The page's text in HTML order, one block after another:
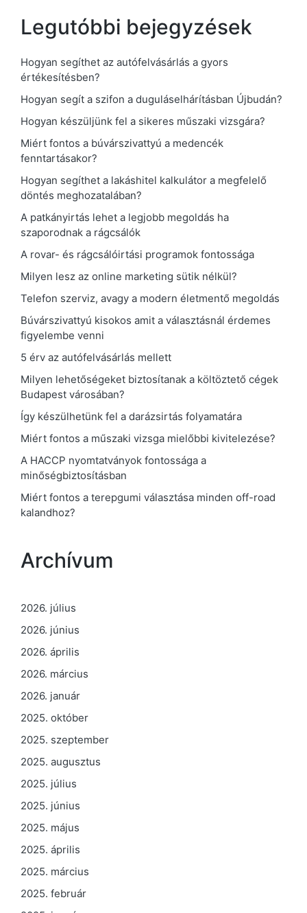
Legutóbbi bejegyzések
Hogyan segíthet az autófelvásárlás a gyors
értékesítésben?
Hogyan segít a szifon a duguláselhárításban Újbudán?
Hogyan készüljünk fel a sikeres műszaki vizsgára?
Miért fontos a búvárszivattyú a medencék
fenntartásakor?
Hogyan segíthet a lakáshitel kalkulátor a megfelelő
döntés meghozatalában?
A patkányirtás lehet a legjobb megoldás ha
szaporodnak a rágcsálók
A rovar- és rágcsálóirtási programok fontossága
Milyen lesz az online marketing sütik nélkül?
Telefon szerviz, avagy a modern életmentő megoldás
Búvárszivattyú kisokos amit a választásnál érdemes
figyelembe venni
5 érv az autófelvásárlás mellett
Milyen lehetőségeket biztosítanak a költöztető cégek
Budapest városában?
Így készülhetünk fel a darázsirtás folyamatára
Miért fontos a műszaki vizsga mielőbbi kivitelezése?
A HACCP nyomtatványok fontossága a
minőségbiztosításban
Miért fontos a terepgumi választása minden off-road
kalandhoz?
Archívum
2026. július
2026. június
2026. április
2026. március
2026. január
2025. október
2025. szeptember
2025. augusztus
2025. július
2025. június
2025. május
2025. április
2025. március
2025. február